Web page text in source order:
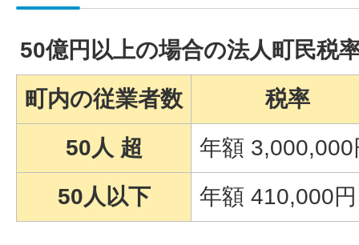
50億円以上の場合の法人町民税
町内の従業者数
税率
50人 超
年額 3,000,000
50人以下
年額 410,000円